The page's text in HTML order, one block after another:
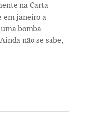
na Carta
em janeiro a
bomba
não se sabe,